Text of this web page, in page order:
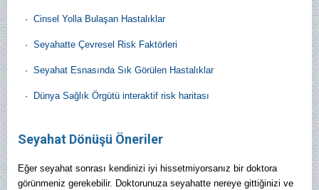
· Cinsel Yolla Bulaşan Hastalıklar
· Seyahatte Çevresel Risk Faktörleri
· Seyahat Esnasında Sık Görülen Hastalıklar
· Dünya Sağlık Örgütü interaktif risk haritası
Seyahat Dönüşü Öneriler
Eğer seyahat sonrası kendinizi iyi hissetmiyorsanız bir doktora
görünmeniz gerekebilir. Doktorunuza seyahatte nereye gittiğinizi ve